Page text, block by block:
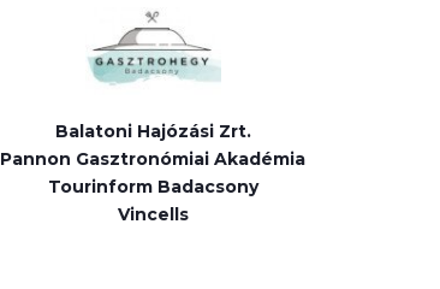
Balatoni Hajózási Zrt.
Pannon Gasztronómiai Akadémia
Tourinform Badacsony
Vincells